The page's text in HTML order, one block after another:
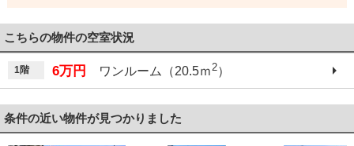
こちらの物件の空室状況
1階 6万円 ワンルーム（20.5ｍ 2）
条件の近い物件が見つかりました